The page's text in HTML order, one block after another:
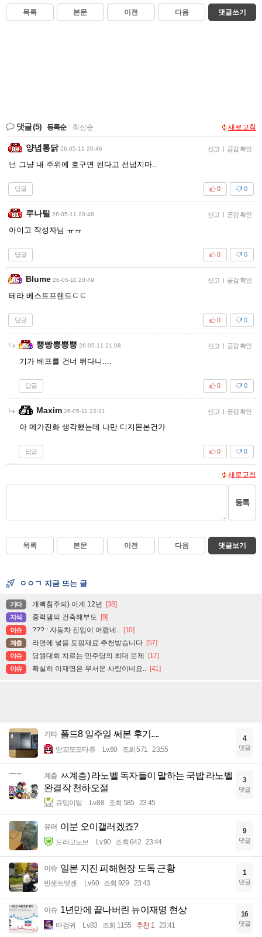
목록 본문 이전 다음 댓글쓰기
댓글(5) 등록순 최신순 새로고침
양념통닭 26-05-11 20:46 신고 | 공감 확인
넌 그냥 내 주위에 호구면 된다고 선넘지마..
답글 0
0
루나틸 26-05-11 20:46 신고 | 공감 확인
아이고 작성자님 ㅠㅠ
답글 0
0
Blume 26-05-11 20:49 신고 | 공감 확인
테라 베스트프렌드ㄷㄷ
답글 0
0
뿡빵뿡뿡뿡 26-05-11 21:08 신고 | 공감 확인
기가 베프를 건너 뛰다니....
답글 0
0
Maxim 26-05-11 22:21 신고 | 공감 확인
아 메가진화 생각했는데 나만 디지몬본건가
답글 0
0
새로고침
등록
목록 본문 이전 다음 댓글보기
ㅇㅇㄱ 지금 뜨는 글
기타 개빡침주의) 이게 12년 [38]
지식 중력댐의 건축해부도 [9]
이슈 ??? : 자동차 진입이 어렵네.. [10]
계층 라면에 넣을 토핑재료 추천받습니다 [57]
이슈 당원대회 치르는 민주당의 최대 문제 [17]
이슈 확실히 이재명은 무서운 사람이네요.. [41]
기타 폴드8 일주일 써본 후기....
암꼬또모타쥬 Lv.60 조회 571 23:55
4
댓글
계층 ㅆ계층) 라노벨 독자들이 말하는 국밥 라노벨
완결작 천하오절
큐땁이알 Lv.88 조회 585 23:45
3
댓글
유머 이분 오이갤러겠죠?
드라고노브 Lv.90 조회 642 23:44
9
댓글
이슈 일본 지진 피해현장 도독 근황
빈센트멧젠 Lv.60 조회 929 23:43
1
댓글
이슈 1년만에 끝나버린 뉴이재명 현상
마검귀 Lv.83 조회 1155 추천 1 23:41
16
댓글